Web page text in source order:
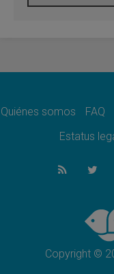
León
el
La
Quiénes somos FAQ
Estatus
Copyright ©